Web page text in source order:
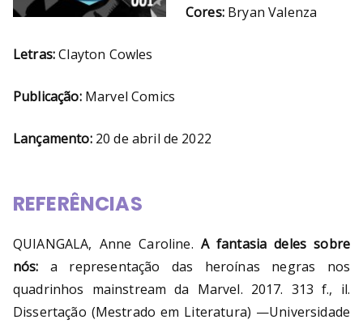
Cores:Bryan Valenza
Letras:Clayton Cowles
Publicação: Marvel Comics
Lançamento:20 de abril de 2022
REFERÊNCIAS
QUIANGALA, Anne Caroline. A fantasia deles sobre
nós: a representação das heroínas negras nos
quadrinhos mainstream da Marvel. 2017. 313 f., il.
Dissertação (Mestrado em Literatura) —Universidade